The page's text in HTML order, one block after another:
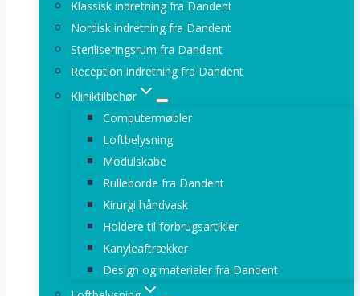
Klassisk indretning fra Dandent
Nordisk indretning fra Dandent
Steriliseringsrum fra Dandent
Reception indretning fra Dandent
Kliniktilbehør
Computermøbler
Loftbelysning
Modulskabe
Rulleborde fra Dandent
Kirurgi håndvask
Holdere til forbrugsartikler
Kanyleaftrækker
Design og materialer fra Dandent